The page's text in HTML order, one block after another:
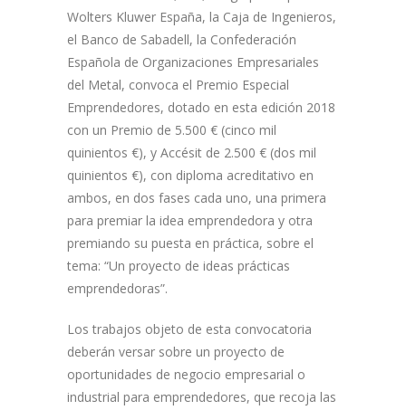
Wolters Kluwer España, la Caja de Ingenieros,
el Banco de Sabadell, la Confederación
Española de Organizaciones Empresariales
del Metal, convoca el Premio Especial
Emprendedores, dotado en esta edición 2018
con un Premio de 5.500 € (cinco mil
quinientos €), y Accésit de 2.500 € (dos mil
quinientos €), con diploma acreditativo en
ambos, en dos fases cada uno, una primera
para premiar la idea emprendedora y otra
premiando su puesta en práctica, sobre el
tema: “Un proyecto de ideas prácticas
emprendedoras”.
Los trabajos objeto de esta convocatoria
deberán versar sobre un proyecto de
oportunidades de negocio empresarial o
industrial para emprendedores, que recoja las